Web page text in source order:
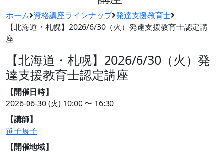
ホーム 資格講座ラインナップ 発達支援教育士
【北海道・札幌】2026/6/30（火）発達支援教育士認定講
座
【北海道・札幌】2026/6/30（火）発
達支援教育士認定講座
【開催日時】
2026-06-30 (火) 10:00 〜 16:30
【講師】
笹子展子
【開催地域】